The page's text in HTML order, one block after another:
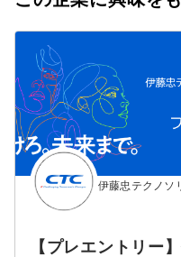
伊藤忠テクノソ
【プレエントリー